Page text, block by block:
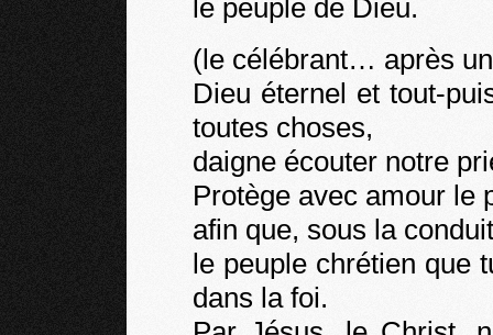
le peuple de Dieu.
(le célébrant… après
Dieu éternel et tout-
toutes choses,
daigne écouter notre
Protège avec amour le
afin que, sous la
le peuple chrétien que
dans la foi.